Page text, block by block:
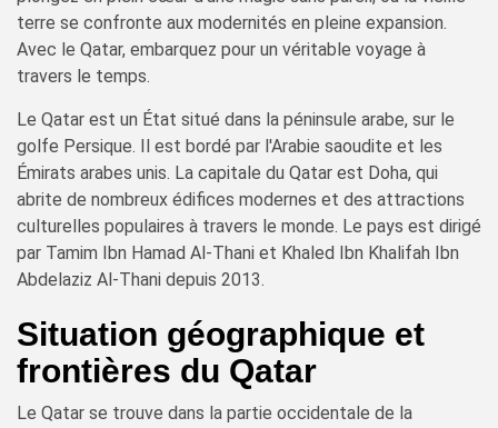
terre se confronte aux modernités en pleine expansion.
Avec le Qatar, embarquez pour un véritable voyage à
travers le temps.
Le Qatar est un État situé dans la péninsule arabe, sur le
golfe Persique. Il est bordé par l'Arabie saoudite et les
Émirats arabes unis. La capitale du Qatar est Doha, qui
abrite de nombreux édifices modernes et des attractions
culturelles populaires à travers le monde. Le pays est dirigé
par Tamim Ibn Hamad Al-Thani et Khaled Ibn Khalifah Ibn
Abdelaziz Al-Thani depuis 2013.
Situation géographique et
frontières du Qatar
Le Qatar se trouve dans la partie occidentale de la